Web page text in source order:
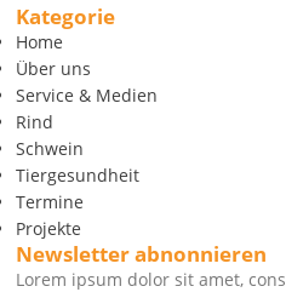
Kategorie
Home
Über uns
Service & Medien
Rind
Schwein
Tiergesundheit
Termine
Projekte
Newsletter abnonnieren
Lorem ipsum dolor sit amet,